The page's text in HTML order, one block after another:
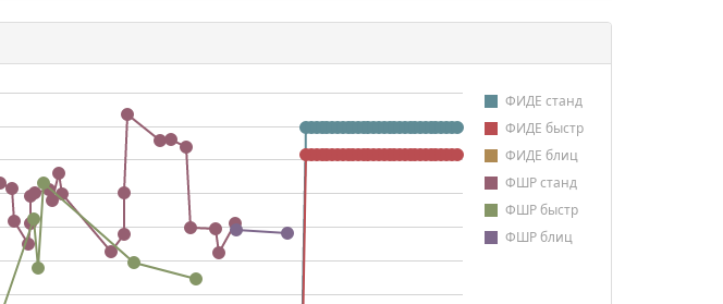
ФИДЕ станд
ФИДЕ быстр
ФИДЕ блиц
ФШР станд
ФШР быстр
ФШР блиц